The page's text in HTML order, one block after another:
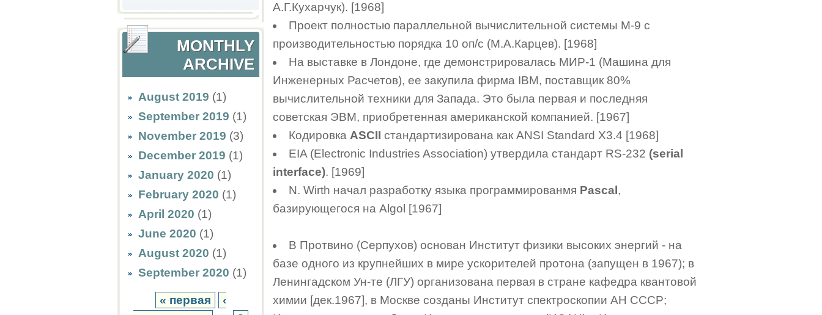
MONTHLY
ARCHIVE
August 2019 (1)
September 2019 (1)
November 2019 (3)
December 2019 (1)
January 2020 (1)
February 2020 (1)
April 2020 (1)
June 2020 (1)
August 2020 (1)
September 2020 (1)
« первая
‹
А.Г.Кухарчук). [1968]
Проект полностью параллельной вычислительной системы М-9 с
производительностью порядка 10 оп/с (М.А.Карцев). [1968]
На выставке в Лондоне, где демонстрировалась МИР-1 (Машина для
Инженерных Расчетов), ее закупила фирма IBM, поставщик 80%
вычислительной техники для Запада. Это была первая и последняя
советская ЭВМ, приобретенная американской компанией. [1967]
Кодировка ASCII стандартизирована как ANSI Standard X3.4 [1968]
EIA (Electronic Industries Association) утвердила стандарт RS-232 (serial
interface). [1969]
N. Wirth начал разработку языка программированмя Pascal ,
базирующегося на Algol [1967]
В Протвино (Серпухов) основан Институт физики высоких энергий - на
базе одного из крупнейших в мире ускорителей протона (запущен в 1967); в
Ленингадском Ун-те (ЛГУ) организована первая в стране кафедра квантовой
химии [дек.1967], в Москве созданы Институт спектроскопии АН СССР;